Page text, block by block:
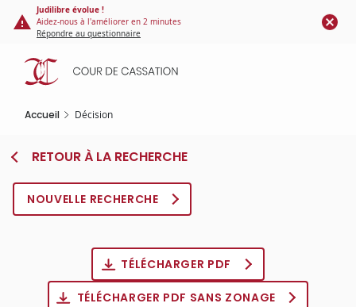
Panneau de gestion des cookies
contenu
principal
Judilibre évolue !
Aidez-nous à l'améliorer en 2 minutes
Répondre au questionnaire
Accueil Décision
RETOUR À LA RECHERCHE
NOUVELLE RECHERCHE
TÉLÉCHARGER PDF
TÉLÉCHARGER PDF SANS ZONAGE